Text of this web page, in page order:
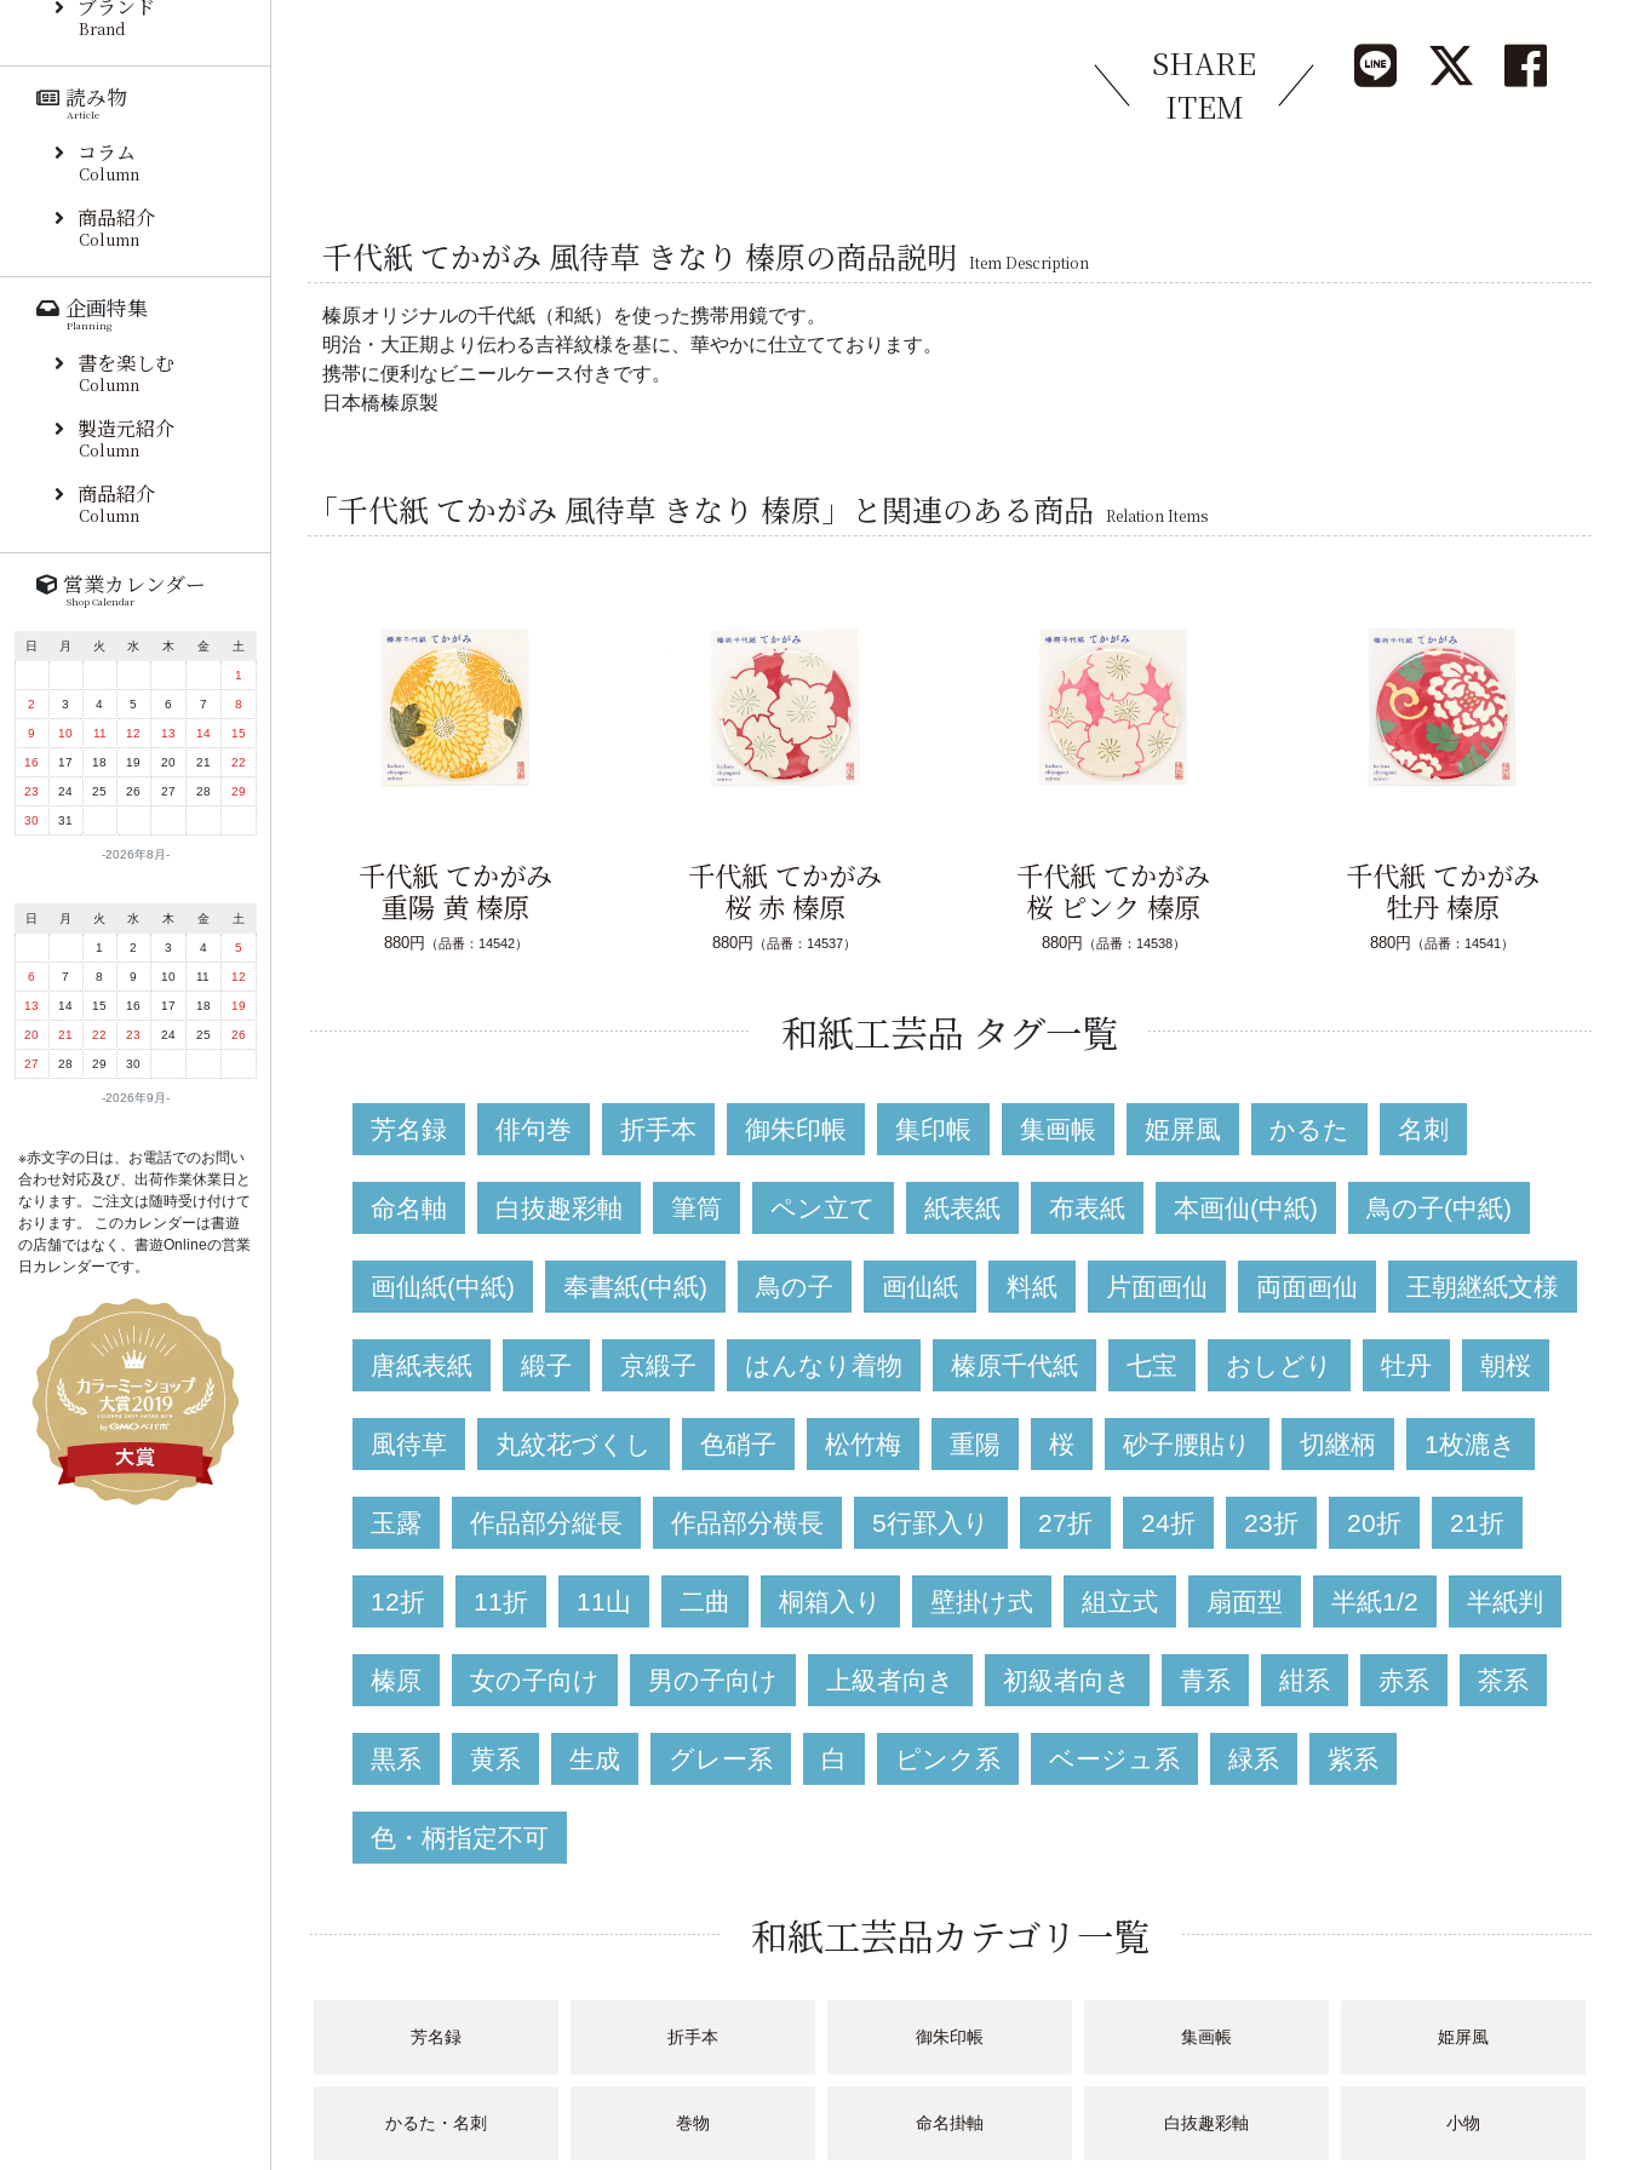
SHARE
ITEM
千代紙 てかがみ 風待草 きなり 榛原の商品説明 Item Description
榛原オリジナルの千代紙（和紙）を使った携帯用鏡です。
明治・大正期より伝わる吉祥紋様を基に、華やかに仕立てております。
携帯に便利なビニールケース付きです。
日本橋榛原製
「千代紙 てかがみ 風待草 きなり 榛原」と関連のある商品 Relation Items
千代紙 てかがみ
重陽 黄 榛原
880円 （品番：14542）
千代紙 てかがみ
桜 赤 榛原
880円 （品番：14537）
千代紙 てかがみ
桜 ピンク 榛原
880円 （品番：14538）
千代紙 てかがみ
牡丹 榛原
880円 （品番：14541）
和紙工芸品 タグ一覧
芳名録 俳句巻 折手本 御朱印帳 集印帳 集画帳 姫屏風 かるた 名刺
命名軸 白抜趣彩軸 筆筒 ペン立て 紙表紙 布表紙 本画仙(中紙) 鳥の子(中紙)
画仙紙(中紙) 奉書紙(中紙) 鳥の子 画仙紙 料紙 片面画仙 両面画仙 王朝継紙文様
唐紙表紙 緞子 京緞子 はんなり着物 榛原千代紙 七宝 おしどり 牡丹 朝桜
風待草 丸紋花づくし 色硝子 松竹梅 重陽 桜 砂子腰貼り 切継柄 1枚漉き
玉露 作品部分縦長 作品部分横長 5行罫入り 27折 24折 23折 20折 21折
12折 11折 11山 二曲 桐箱入り 壁掛け式 組立式 扇面型 半紙1/2 半紙判
榛原 女の子向け 男の子向け 上級者向き 初級者向き 青系 紺系 赤系 茶系
黒系 黄系 生成 グレー系 白 ピンク系 ベージュ系 緑系 紫系
色・柄指定不可
和紙工芸品カテゴリ一覧
芳名録 折手本 御朱印帳 集画帳 姫屏風
かるた・名刺 巻物 命名掛軸 白抜趣彩軸 小物
ブランド
Brand
読み物
Article
コラム
Column
商品紹介
Column
企画特集
Planning
書を楽しむ
Column
製造元紹介
Column
商品紹介
Column
営業カレンダー
Shop Calendar
2026年8月
日 月 火 水 木 金 土
1
2 3 4 5 6 7 8
9 10 11 12 13 14 15
16 17 18 19 20 21 22
23 24 25 26 27 28 29
30 31
2026年9月
日 月 火 水 木 金 土
1 2 3 4 5
6 7 8 9 10 11 12
13 14 15 16 17 18 19
20 21 22 23 24 25 26
27 28 29 30
※赤文字の日は、お電話でのお問い
合わせ対応及び、出荷作業休業日と
なります。ご注文は随時受け付けて
おります。 このカレンダーは書遊
の店舗ではなく、書遊Onlineの営業
日カレンダーです。